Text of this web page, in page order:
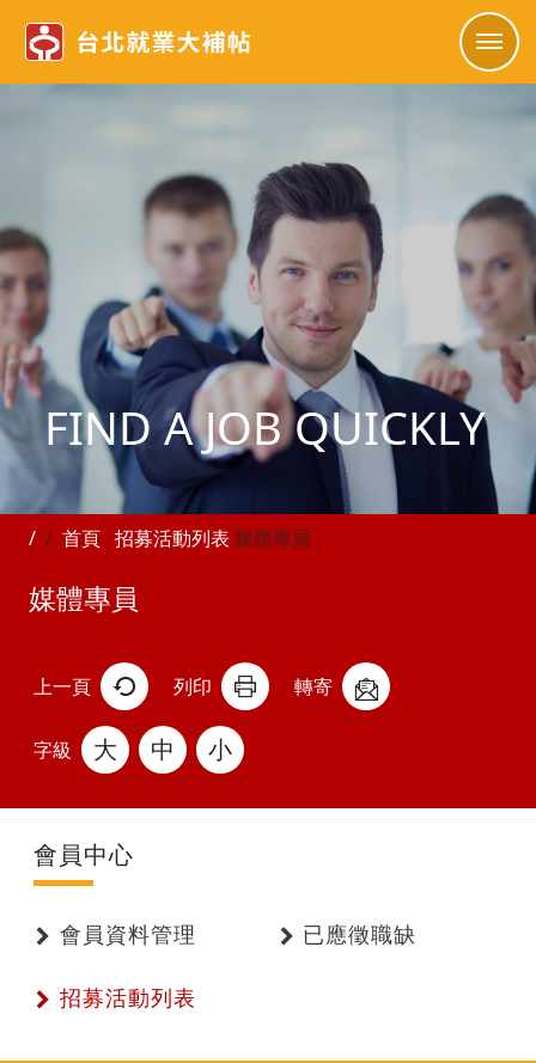
FIND A JOB QUICKLY
首頁 招募活動列表 媒體專員
媒體專員
上一頁
字級 大 中 小
列印 轉寄
會員中心
會員資料管理 已應徵職缺
招募活動列表